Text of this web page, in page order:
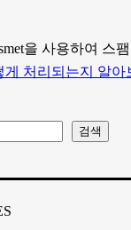
을 사용하여 스
게 처리되는지 알아
검색